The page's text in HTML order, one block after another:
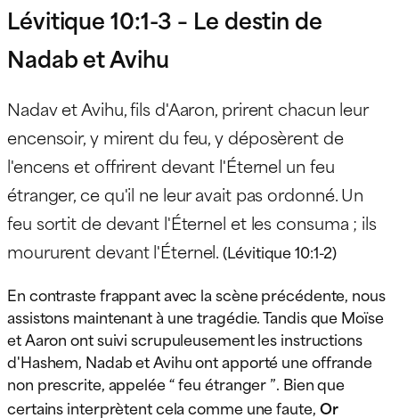
Lévitique 10:1-3 – Le destin de
Nadab et Avihu
Nadav et Avihu, fils d'Aaron, prirent chacun leur
encensoir, y mirent du feu, y déposèrent de
l'encens et offrirent devant l'Éternel un feu
étranger, ce qu'il ne leur avait pas ordonné. Un
feu sortit de devant l'Éternel et les consuma ; ils
moururent devant l'Éternel.(Lévitique 10:1-2)
En contraste frappant avec la scène précédente, nous
assistons maintenant à une tragédie. Tandis que Moïse
et Aaron ont suivi scrupuleusement les instructions
d'Hashem, Nadab et Avihu ont apporté une offrande
non prescrite, appelée “ feu étranger ”. Bien que
certains interprètent cela comme une faute,Or